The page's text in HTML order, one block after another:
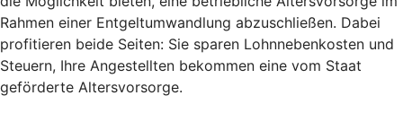
Rahmen einer Entgeltumwandlung abzuschließen. Dabei
profitieren beide Seiten: Sie sparen Lohnnebenkosten und
Steuern, Ihre Angestellten bekommen eine vom Staat
geförderte Altersvorsorge.